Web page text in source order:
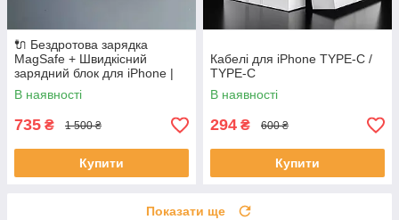
🔌 Бездротова зарядка
MagSafe + Швидкісний
зарядний блок для iPhone |
Fast Charge
В наявності
735 ₴ 1 500 ₴
Купити
Кабелі для iPhone TYPE-C /
TYPE-C
В наявності
294 ₴ 600 ₴
Купити
Показати ще